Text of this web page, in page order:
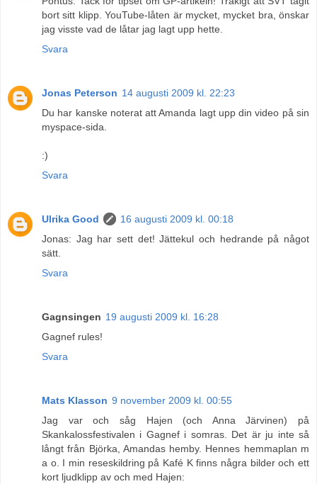
bort sitt klipp. YouTube-låten är mycket, mycket bra, önskar
jag visste vad de låtar jag lagt upp hette.
Svara
Jonas Peterson 14 augusti 2009 kl. 22:23
Du har kanske noterat att Amanda lagt upp din video på sin
myspace-sida.
:)
Svara
Ulrika Good
16 augusti 2009 kl. 00:18
Jonas: Jag har sett det! Jättekul och hedrande på något
sätt.
Svara
Gagnsingen 19 augusti 2009 kl. 16:28
Gagnef rules!
Svara
Mats Klasson 9 november 2009 kl. 00:55
Jag var och såg Hajen (och Anna Järvinen) på
Skankalossfestivalen i Gagnef i somras. Det är ju inte så
långt från Björka, Amandas hemby. Hennes hemmaplan m
a o. I min reseskildring på Kafé K finns några bilder och ett
kort ljudklipp av och med Hajen: